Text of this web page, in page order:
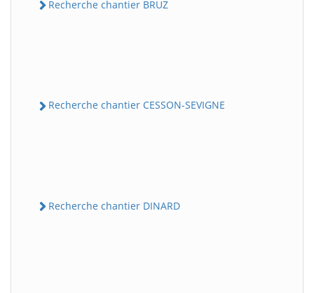
Recherche chantier BRUZ
Recherche chantier CESSON-SEVIGNE
Recherche chantier DINARD